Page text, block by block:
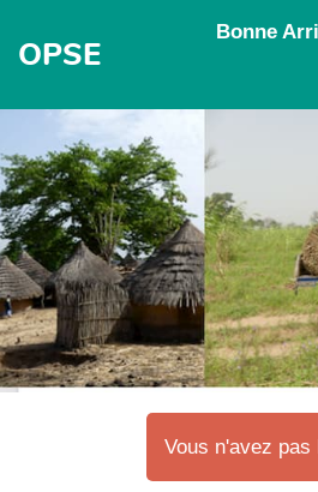
Aller au contenu principal
OPSE
Bonne
Vous n'avez